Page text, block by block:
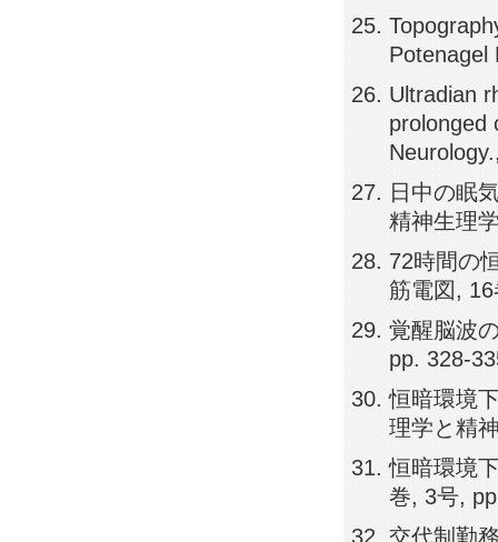
Potenagel
Ultradian
prolonged
日中の眠
精神生理
72時間の
筋電図,
覚醒脳波
pp. 328-
恒暗環境
理学と精
恒暗環境
巻, 3号,
交代制勤